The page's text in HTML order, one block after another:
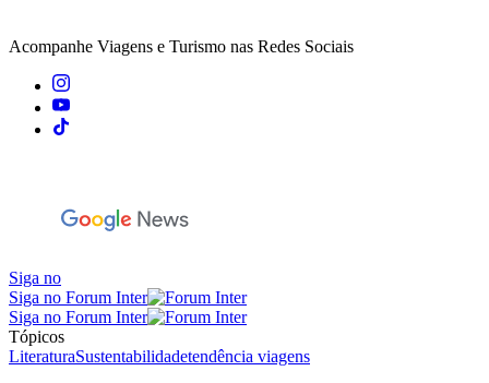
Acompanhe Viagens e Turismo nas Redes Sociais
Siga no
Siga no Forum Inter
Siga no Forum Inter
Tópicos
LiteraturaSustentabilidadetendência viagens